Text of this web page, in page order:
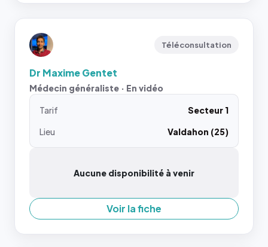
Téléconsultation
Dr Maxime Gentet
Médecin généraliste · En vidéo
Tarif
Secteur 1
Lieu
Valdahon (25)
Aucune disponibilité à venir
Voir la fiche